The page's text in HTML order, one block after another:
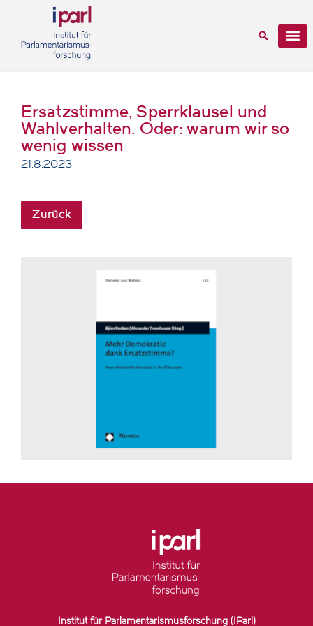
Ersatzstimme, Sperrklausel und
Wahlverhalten. Oder: warum wir so
wenig wissen
21.8.2023
Zurück
Institut für Parlamentarismusforschung (IParl)